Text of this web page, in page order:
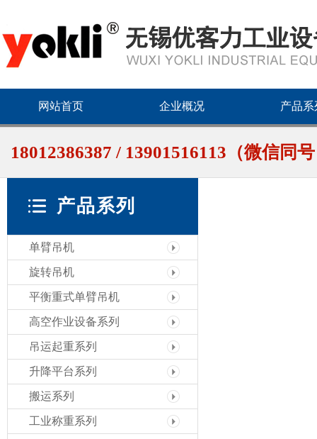
网站首页 企业概况 产品系
18012386387 / 13901516113（微信同
产品系列
单臂吊机
旋转吊机
平衡重式单臂吊机
高空作业设备系列
吊运起重系列
升降平台系列
搬运系列
工业称重系列